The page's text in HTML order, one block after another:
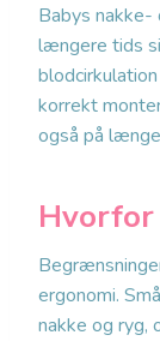
Babys nakke-
længere tids
korrekt
også på
ergonomi.
nakke og ryg,